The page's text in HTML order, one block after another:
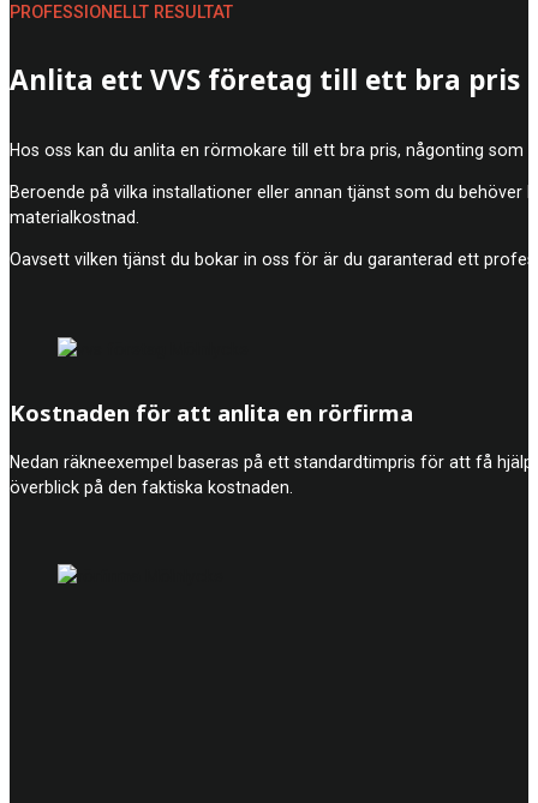
Anlita ett VVS företag till ett bra pris
Hos oss kan du anlita en rörmokare till ett bra pris, någonting
Beroende på vilka installationer eller annan tjänst som du
materialkostnad.
Oavsett vilken tjänst du bokar in oss för är du garanterad ett
PROFESSIONELLT RESULTAT
Kostnaden för att anlita en rörfirma
Nedan räkneexempel baseras på ett standardtimpris för att få
överblick på den faktiska kostnaden.